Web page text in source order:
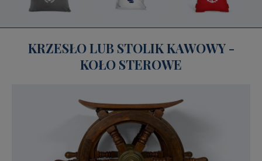
KRZESŁO LUB STOLIK KAWOWY -
KOŁO STEROWE